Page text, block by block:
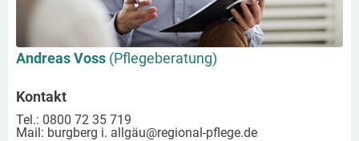
Andreas Voss (Pflegeberatung)
Kontakt
Tel.: 0800 72 35 719
Mail: burgberg i. allgäu@regional-pflege.de